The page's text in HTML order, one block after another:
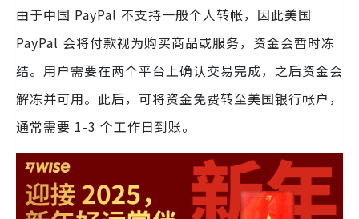
由于中国 PayPal 不支持一般个人转帐，因此美国
PayPal 会将付款视为购买商品或服务，资金会暂时冻
结。用户需要在两个平台上确认交易完成，之后资金会
解冻并可用。此后，可将资金免费转至美国银行帐户，
通常需要 1-3 个工作日到账。